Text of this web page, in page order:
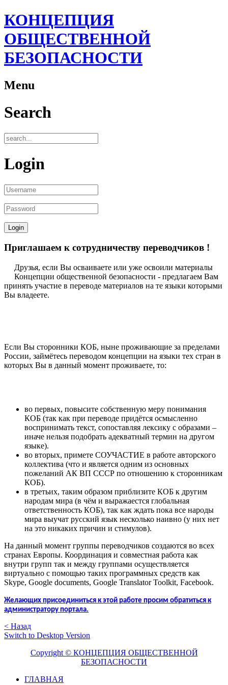
КОНЦЕПЦИЯ
ОБЩЕСТВЕННОЙ
БЕЗОПАСНОСТИ
Menu
Search
Login
Приглашаем к сотрудничеству переводчиков !
Друзья, если Вы осваиваете или уже освоили материалы
Концепции общественной безопасности - предлагаем Вам
принять участие в переводе материалов на те языки которыми
Вы владеете.
Если Вы сторонники КОБ, ныне проживающие за пределами
России, займётесь переводом концепции на языки тех стран в
которых Вы в данный момент проживаете, то:
во первых, повысите собственную меру понимания
КОБ (так как при переводе придётся осмысленно
воспринимать текст, сопоставляя лексику с образами –
иначе нельзя подобрать адекватный термин на другом
языке).
во вторых, примете СОУЧАСТИЕ в работе авторского
коллектива (что и является одним из основных
пожеланий АК ВП СССР по отношению к сторонникам
КОБ).
в третьих, таким образом приблизите КОБ к другим
народам мира (в чём и выражаестся глобальная
ответственность КОБ), так как ждать пока все народы
мира выучат русский язык несколько наивно (у них нет
на это никаких причин и стимулов).
На данный момент группы переводчиков создаются во всех
странах Европы. Координация и совместная работа как
внутри групп так и между группами осуществляется
виртуально с помощью таких программных средств как
Skype, Google documents, Google Translator Toolkit, Facebook.
Желающих присоединиться к этой работе просим обратиться к
администратору портала.
< Назад
Switch to Desktop Version
Copyright © КОНЦЕПЦИЯ ОБЩЕСТВЕННОЙ
БЕЗОПАСНОСТИ
ГЛАВНАЯ